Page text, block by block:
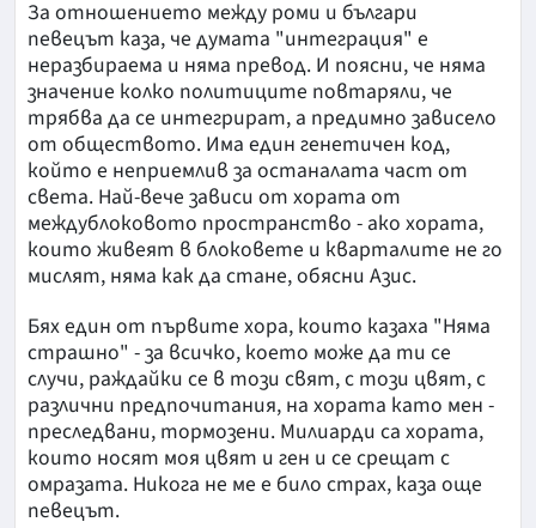
За отношението между роми и българи
певецът каза, че думата "интеграция" е
неразбираема и няма превод. И поясни, че няма
значение колко политиците повтаряли, че
трябва да се интегрират, а предимно зависело
от обществото. Има един генетичен код,
който е неприемлив за останалата част от
света. Най-вече зависи от хората от
междублоковото пространство - ако хората,
които живеят в блоковете и кварталите не го
мислят, няма как да стане, обясни Азис.
Бях един от първите хора, които казаха "Няма
страшно" - за всичко, което може да ти се
случи, раждайки се в този свят, с този цвят, с
различни предпочитания, на хората като мен -
преследвани, тормозени. Милиарди са хората,
които носят моя цвят и ген и се срещат с
омразата. Никога не ме е било страх, каза още
певецът.